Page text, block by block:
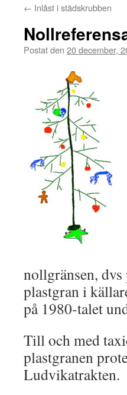
← Inlåst i städskrubben
Postat den 20 december,
nollgränsen, dvs
plastgran i
på 1980-talet
Till och med
plastgranen
Ludvikatrakten.